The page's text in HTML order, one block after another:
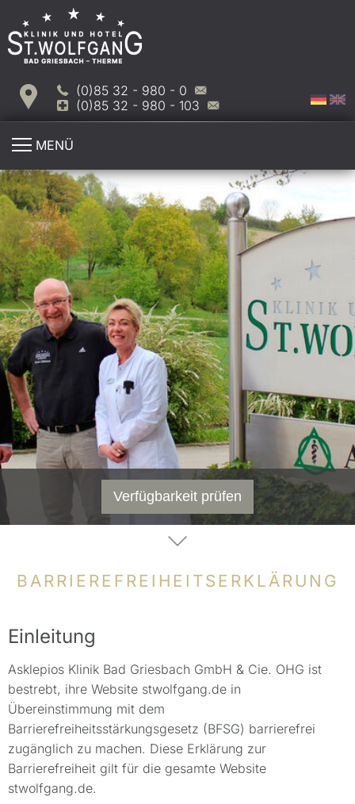
(0)85 32 - 980 - 0
(0)85 32 - 980 - 103
MENÜ
Verfügbarkeit prüfen
BARRIEREFREIHEITSERKLÄRUNG
Einleitung
Asklepios Klinik Bad Griesbach GmbH & Cie. OHG ist
bestrebt, ihre Website stwolfgang.de in
Übereinstimmung mit dem
Barrierefreiheitsstärkungsgesetz (BFSG) barrierefrei
zugänglich zu machen. Diese Erklärung zur
Barrierefreiheit gilt für die gesamte Website
stwolfgang.de.